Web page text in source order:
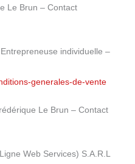
Le Brun – Contact
Entrepreneuse individuelle –
generales-de-vente
Le Brun – Contact
Web Services) S.A.R.L